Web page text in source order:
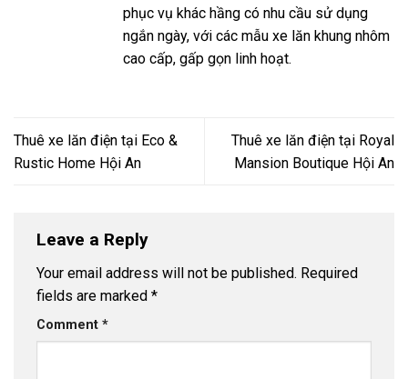
phục vụ khác hầng có nhu cầu sử dụng
ngắn ngày, với các mẫu xe lăn khung nhôm
cao cấp, gấp gọn linh hoạt.
Thuê xe lăn điện tại Eco &
Rustic Home Hội An
Thuê xe lăn điện tại Royal
Mansion Boutique Hội An
Leave a Reply
Your email address will not be published. Required
fields are marked *
Comment *